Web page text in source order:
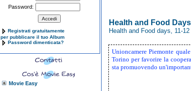
Password:
Registrati gratuitamente
per pubblicare il tuo Album
Password dimenticata?
Movie Easy
Health and Food Days
Health and Food days, 11-
Unioncamere Piemonte
Torino per favorire la
sta promuovendo